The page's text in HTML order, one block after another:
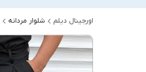
اورجینال دیلم شلوار مردانه